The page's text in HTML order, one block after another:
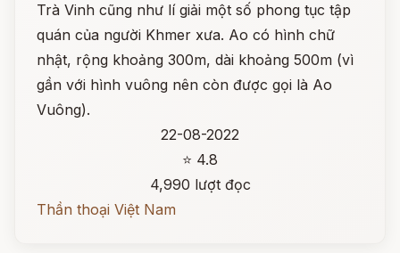
Trà Vinh cũng như lí giải một số phong tục tập
quán của người Khmer xưa. Ao có hình chữ
nhật, rộng khoảng 300m, dài khoảng 500m (vì
gần với hình vuông nên còn được gọi là Ao
Vuông).
22-08-2022
⭐ 4.8
4,990 lượt đọc
Thần thoại Việt Nam